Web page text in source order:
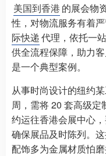
美国到香港 的展会物
性，对物流服务有着
际快递代理，依托一
供全流程保障，助力
是一个典型案例。
从事时尚设计的纽约
周，需将 20 套高级定
约运往香港会展中心
确保展品及时陈列。
配饰多为金属材质怕磨